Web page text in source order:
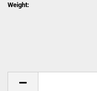
Weight: